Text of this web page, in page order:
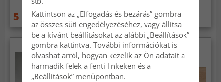
5 629 Ft 11 629 Ft 8 299 Ft
Kattintson az „Elfogadás és bezárás” gombra
az összes süti engedélyezéséhez, vagy állítsa
be a kívánt beállításokat az alábbi „Beállítások”
gombra kattintva. További információkat is
olvashat arról, hogyan kezelik az Ön adatait a
harmadik felek a fenti linkeken és a
„Beállítások” menüpontban.